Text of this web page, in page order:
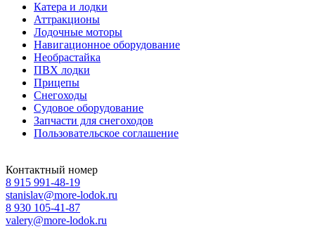
Катера и лодки
Аттракционы
Лодочные моторы
Навигационное оборудование
Необрастайка
ПВХ лодки
Прицепы
Снегоходы
Судовое оборудование
Запчасти для снегоходов
Пользовательское соглашение
Контактный номер
8 915 991-48-19
stanislav@more-lodok.ru
8 930 105-41-87
valery@more-lodok.ru